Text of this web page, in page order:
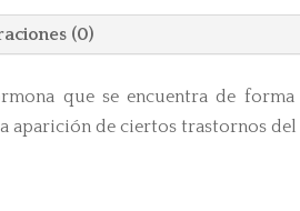
(0)
que se encuentra de
aparición de ciertos trastornos